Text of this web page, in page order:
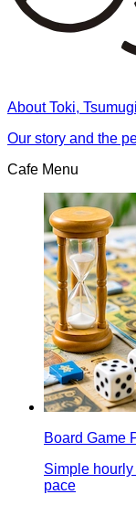
About Toki, Tsumugi
Our story and the
Cafe Menu
Board Game
Simple
pace